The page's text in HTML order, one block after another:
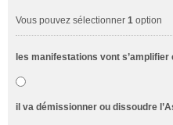
Vous pouvez sélectionner 1 option
les manifestations vont s’amplifier
il va démissionner ou dissoudre